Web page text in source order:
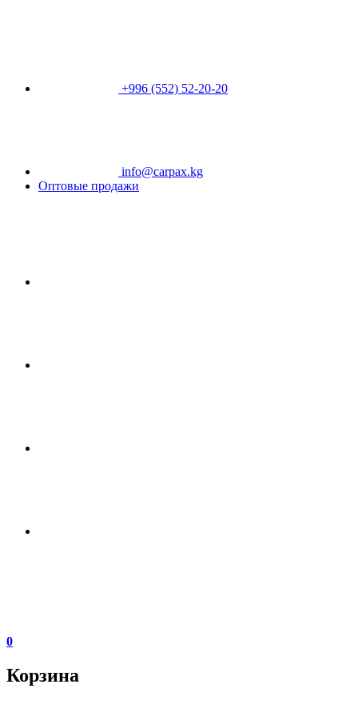
+996 (552) 52-20-20
info@carpax.kg
Оптовые продажи
0
Корзина